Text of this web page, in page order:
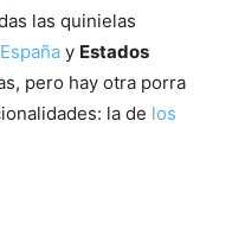
las quinielas
España y Estados
pero hay otra porra
la de los